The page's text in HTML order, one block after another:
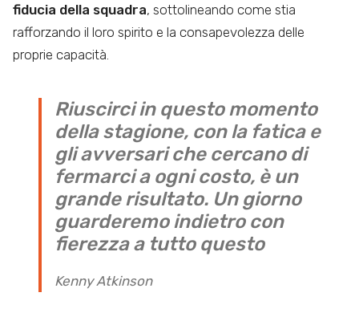
fiducia della squadra, sottolineando come stia
rafforzando il loro spirito e la consapevolezza delle
proprie capacità.
Riuscirci in questo momento
della stagione, con la fatica e
gli avversari che cercano di
fermarci a ogni costo, è un
grande risultato. Un giorno
guarderemo indietro con
fierezza a tutto questo
Kenny Atkinson